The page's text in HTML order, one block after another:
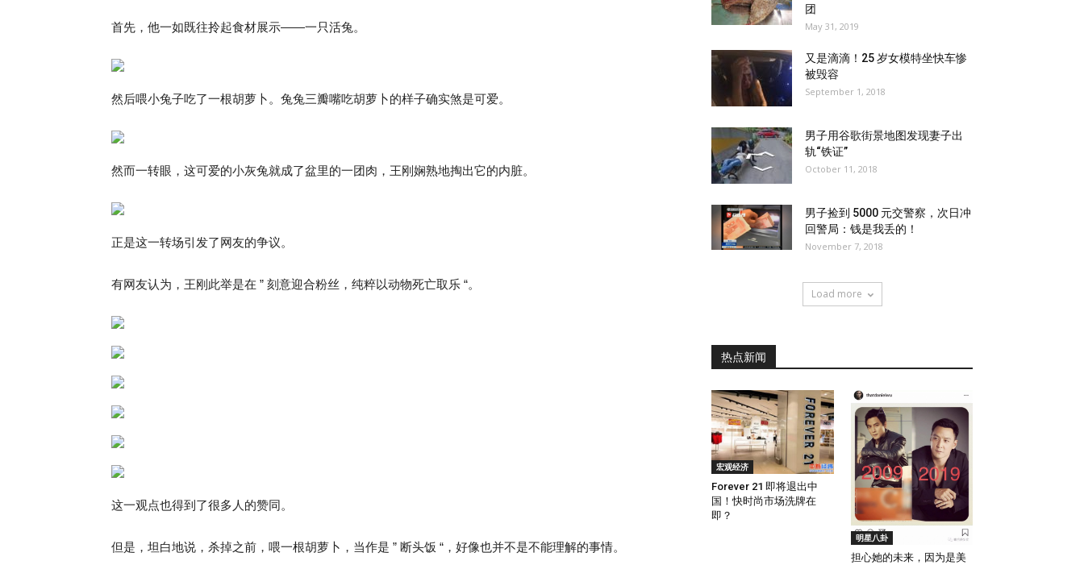
首先，他一如既往拎起食材展示——一只活兔。
然后喂小兔子吃了一根胡萝卜。兔兔三瓣嘴吃胡萝卜的样子确实煞是可爱。
然而一转眼，这可爱的小灰兔就成了盆里的一团肉，王刚娴熟地掏出它的内脏。
正是这一转场引发了网友的争议。
有网友认为，王刚此举是在 ” 刻意迎合粉丝，纯粹以动物死亡取乐 “。
这一观点也得到了很多人的赞同。
但是，坦白地说，杀掉之前，喂一根胡萝卜，当作是 ” 断头饭 “，好像也并不是不能理解的事情。
团
May 31, 2019
又是滴滴！25 岁女模特坐快车惨
被毁容
September 1, 2018
男子用谷歌街景地图发现妻子出
轨“铁证”
October 11, 2018
男子捡到 5000 元交警察，次日冲
回警局：钱是我丢的！
November 7, 2018
Load more
热点新闻
宏观经济
Forever 21 即将退出中
国！快时尚市场洗牌在
即？
明星八卦
担心她的未来，因为是美